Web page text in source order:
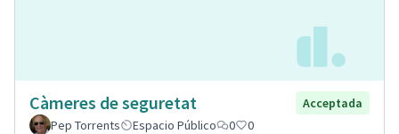
Càmeres de seguretat
Acceptada
Pep Torrents
Espacio Público 0 0